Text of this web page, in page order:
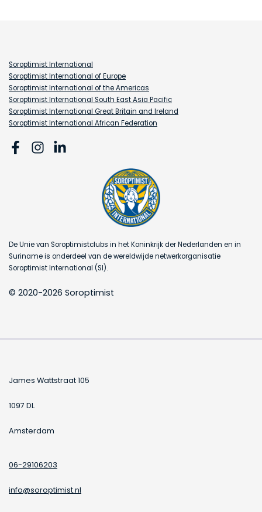
Soroptimist International
Soroptimist International of Europe
Soroptimist International of the Americas
Soroptimist International South East Asia Pacific
Soroptimist International Great Britain and Ireland
Soroptimist International African Federation
De Unie van Soroptimistclubs in het Koninkrijk der Nederlanden en in
Suriname is onderdeel van de wereldwijde netwerkorganisatie
Soroptimist International (SI).
© 2020-2026 Soroptimist
James Wattstraat 105
1097 DL
Amsterdam
06-29106203
info@soroptimist.nl